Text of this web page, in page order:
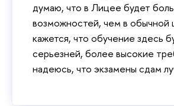
думаю, что в Лицее будет
возможностей, чем в
кажется, что обучение здесь
серьезней, более высокие
надеюсь, что экзамены сдам